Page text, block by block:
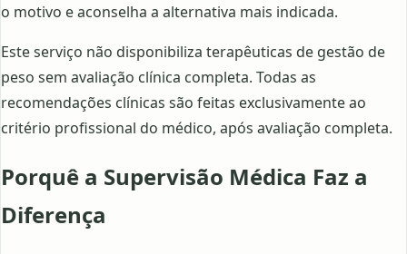
o motivo e aconselha a alternativa mais indicada.
Este serviço não disponibiliza terapêuticas de gestão de
peso sem avaliação clínica completa. Todas as
recomendações clínicas são feitas exclusivamente ao
critério profissional do médico, após avaliação completa.
Porquê a Supervisão Médica Faz a
Diferença